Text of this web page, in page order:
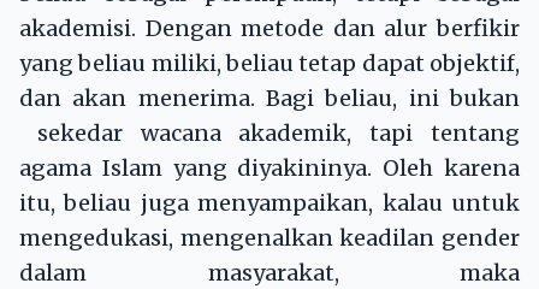
akademisi. Dengan metode dan alur berfikir
yang beliau miliki, beliau tetap dapat objektif,
dan akan menerima. Bagi beliau, ini bukan
sekedar wacana akademik, tapi tentang
agama Islam yang diyakininya. Oleh karena
itu, beliau juga menyampaikan, kalau untuk
mengedukasi, mengenalkan keadilan gender
dalam masyarakat, maka